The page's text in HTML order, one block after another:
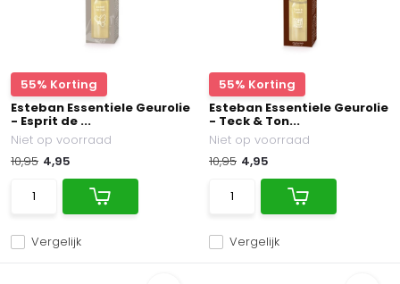
55% Korting
Esteban Essentiele Geurolie
- Esprit de ...
Vergelijk
Niet op voorraad
10,95 4,95
55% Korting
Esteban Essentiele Geurolie
- Teck & Ton...
Vergelijk
Niet op voorraad
10,95 4,95